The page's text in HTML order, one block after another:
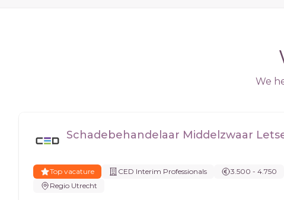
We
Schadebehandelaar Middelzwaar
Top vacature CED Interim Professionals 3.500 - 4.750
Regio Utrecht